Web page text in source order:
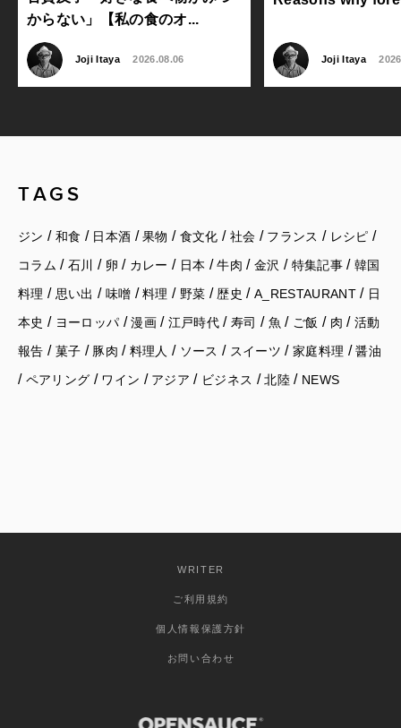
からない」【私の食のオ...
Joji Itaya 2026.08.06 Joji Itaya
TAGS
ジン / 和食 / 日本酒 /果物 / 食文化 / 社会 / フランス / レシピ /
コラム / 石川 / 卵 / カレー / 日本 /牛肉 / 金沢 / 特集記事/ 韓国
料理 / 思い出 / 味噌 /料理 / 野菜 / 歴史 / A_RESTAURANT/ 日
本史 / ヨーロッパ /漫画/ 江戸時代 /寿司 / 魚 / ご飯 / 肉 / 活動
報告 / 菓子 / 豚肉 / 料理人 / ソース / スイーツ / 家庭料理 /醤油
/ ペアリング / ワイン / アジア / ビジネス /北陸/ NEWS
WRITER
ご利用規約
個人情報保護方針
お問い合わせ